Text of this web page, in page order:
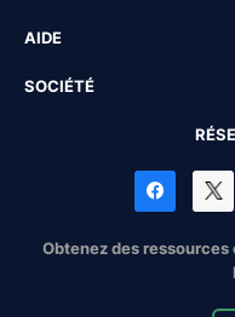
AIDE
SOCIÉTÉ
Obtenez des